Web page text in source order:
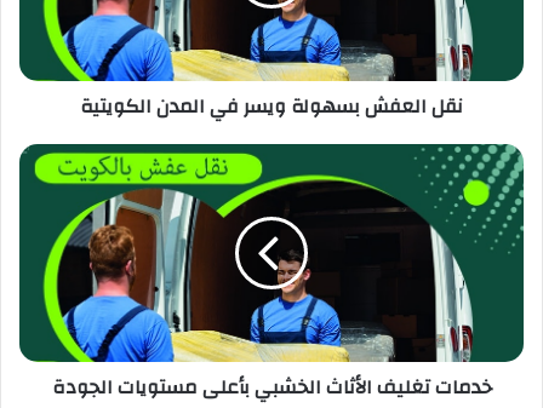
نقل العفش بسهولة ويسر في المدن الكويتية
خدمات تغليف الأثاث الخشبي بأعلى مستويات الجودة